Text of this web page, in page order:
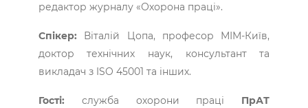
редактор журналу «Охорона праці».
Спікер: Віталій Цопа, професор МІМ-Київ,
доктор технічних наук, консультант та
викладач з ISO 45001 та інших.
Гості: служба охорони праці ПрАТ